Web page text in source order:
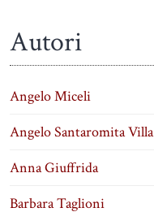
Autori
Angelo Miceli
Angelo Santaromita Villa
Anna Giuffrida
Barbara Taglioni